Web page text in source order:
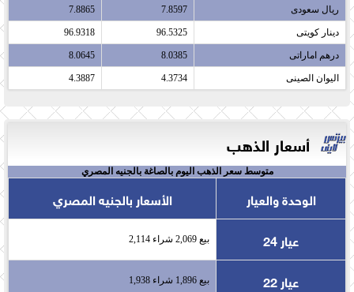
ريال سعودى​ 7.8597
7.8865
دينار كويتى​ 96.5325
96.9318
درهم اماراتى​ 8.0385
8.0645
اليوان الصينى​ 4.3734
4.3887
أسعار الذهب
متوسط سعر الذهب اليوم بالصاغة بالجنيه المصري
الوحدة والعيار
الأسعار بالجنيه المصري
عيار 24
بيع 2,069 شراء 2,114
عيار 22 بيع 1,896 شراء 1,938